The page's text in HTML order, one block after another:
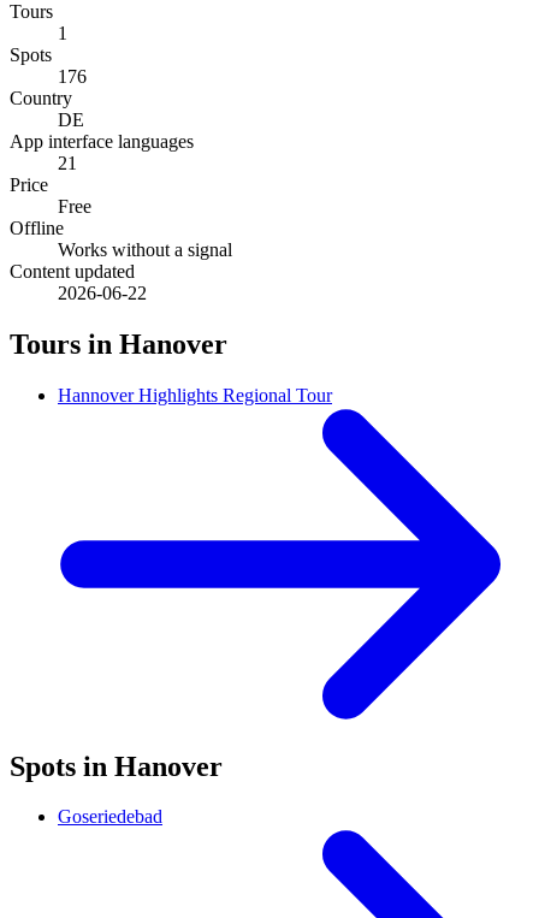
Tours
1
Spots
176
Country
DE
App interface languages
21
Price
Free
Offline
Works without a signal
Content updated
2026-06-22
Tours in Hanover
Hannover Highlights Regional Tour
Spots in Hanover
Goseriedebad